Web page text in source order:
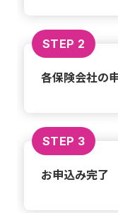
STEP 2
各保険会社の
STEP 3
お申込み完了